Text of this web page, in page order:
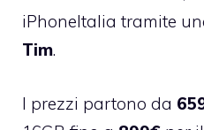
iPhoneItalia tramite
Tim.
I prezzi partono da